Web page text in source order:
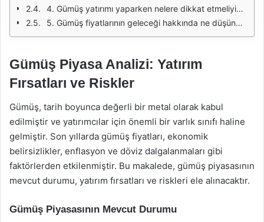
4. Gümüş yatırımı yaparken nelere dikkat etmeliyim?
5. Gümüş fiyatlarının geleceği hakkında ne düşünüyorsunuz?
Gümüş Piyasa Analizi: Yatırım
Fırsatları ve Riskler
Gümüş, tarih boyunca değerli bir metal olarak kabul
edilmiştir ve yatırımcılar için önemli bir varlık sınıfı haline
gelmiştir. Son yıllarda gümüş fiyatları, ekonomik
belirsizlikler, enflasyon ve döviz dalgalanmaları gibi
faktörlerden etkilenmiştir. Bu makalede, gümüş piyasasının
mevcut durumu, yatırım fırsatları ve riskleri ele alınacaktır.
Gümüş Piyasasının Mevcut Durumu